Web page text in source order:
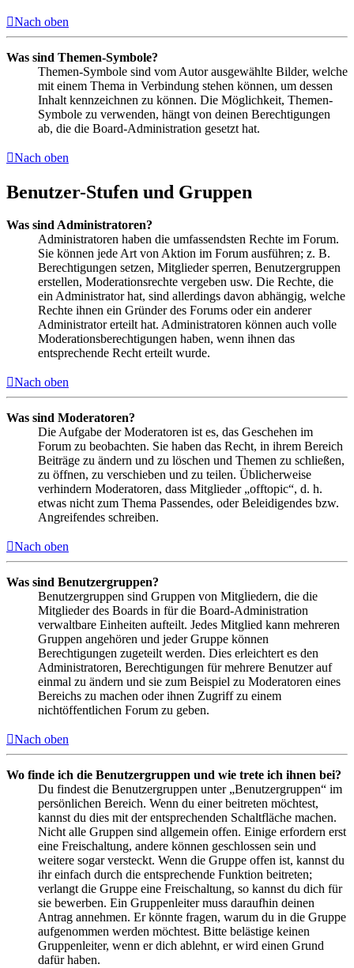
Nach oben
Was sind Themen-Symbole?
Themen-Symbole sind vom Autor ausgewählte Bilder, welche
mit einem Thema in Verbindung stehen können, um dessen
Inhalt kennzeichnen zu können. Die Möglichkeit, Themen-
Symbole zu verwenden, hängt von deinen Berechtigungen
ab, die die Board-Administration gesetzt hat.
Nach oben
Benutzer-Stufen und Gruppen
Was sind Administratoren?
Administratoren haben die umfassendsten Rechte im Forum.
Sie können jede Art von Aktion im Forum ausführen; z. B.
Berechtigungen setzen, Mitglieder sperren, Benutzergruppen
erstellen, Moderationsrechte vergeben usw. Die Rechte, die
ein Administrator hat, sind allerdings davon abhängig, welche
Rechte ihnen ein Gründer des Forums oder ein anderer
Administrator erteilt hat. Administratoren können auch volle
Moderationsberechtigungen haben, wenn ihnen das
entsprechende Recht erteilt wurde.
Nach oben
Was sind Moderatoren?
Die Aufgabe der Moderatoren ist es, das Geschehen im
Forum zu beobachten. Sie haben das Recht, in ihrem Bereich
Beiträge zu ändern und zu löschen und Themen zu schließen,
zu öffnen, zu verschieben und zu teilen. Üblicherweise
verhindern Moderatoren, dass Mitglieder „offtopic“, d. h.
etwas nicht zum Thema Passendes, oder Beleidigendes bzw.
Angreifendes schreiben.
Nach oben
Was sind Benutzergruppen?
Benutzergruppen sind Gruppen von Mitgliedern, die die
Mitglieder des Boards in für die Board-Administration
verwaltbare Einheiten aufteilt. Jedes Mitglied kann mehreren
Gruppen angehören und jeder Gruppe können
Berechtigungen zugeteilt werden. Dies erleichtert es den
Administratoren, Berechtigungen für mehrere Benutzer auf
einmal zu ändern und sie zum Beispiel zu Moderatoren eines
Bereichs zu machen oder ihnen Zugriff zu einem
nichtöffentlichen Forum zu geben.
Nach oben
Wo finde ich die Benutzergruppen und wie trete ich ihnen bei?
Du findest die Benutzergruppen unter „Benutzergruppen“ im
persönlichen Bereich. Wenn du einer beitreten möchtest,
kannst du dies mit der entsprechenden Schaltfläche machen.
Nicht alle Gruppen sind allgemein offen. Einige erfordern erst
eine Freischaltung, andere können geschlossen sein und
weitere sogar versteckt. Wenn die Gruppe offen ist, kannst du
ihr einfach durch die entsprechende Funktion beitreten;
verlangt die Gruppe eine Freischaltung, so kannst du dich für
sie bewerben. Ein Gruppenleiter muss daraufhin deinen
Antrag annehmen. Er könnte fragen, warum du in die Gruppe
aufgenommen werden möchtest. Bitte belästige keinen
Gruppenleiter, wenn er dich ablehnt, er wird einen Grund
dafür haben.